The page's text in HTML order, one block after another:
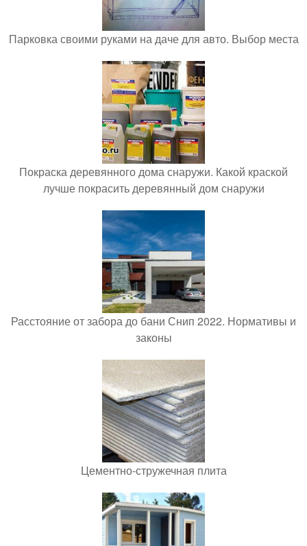
Парковка своими руками на даче для авто. Выбор места
Покраска деревянного дома снаружи. Какой краской
лучше покрасить деревянный дом снаружи
Расстояние от забора до бани Снип 2022. Нормативы и
законы
Цементно-стружечная плита